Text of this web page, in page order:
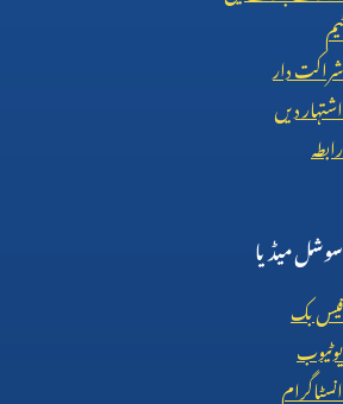
ٹیم
شراکت دار
اشتہار دیں
رابطہ
سوشل میڈیا
فیس بک
یوٹیوب
انسٹاگرام